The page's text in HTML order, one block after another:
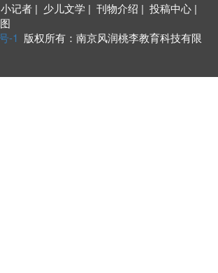
记者 | 少儿文学 | 刊物介绍 | 投稿中心 |
-1 版权所有：南京风润桃李教育科技有限